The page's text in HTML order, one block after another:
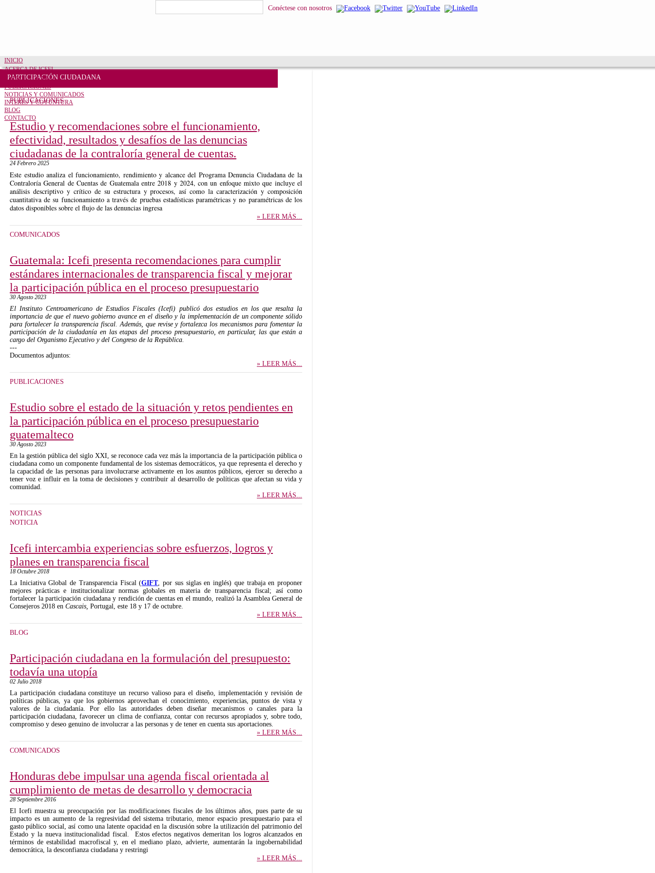
Conéctese con nosotros
INICIO
ACERCA DE ICEFI
CUENTAS CLARAS
PUBLICACIONES
NOTICIAS Y COMUNICADOS
INTERÉS Y COYUNTURA
BLOG
CONTACTO
PARTICIPACIÓN CIUDADANA
PUBLICACIONES
Estudio y recomendaciones sobre el funcionamiento,
efectividad, resultados y desafíos de las denuncias
ciudadanas de la contraloría general de cuentas.
24 Febrero 2025
Este estudio analiza el funcionamiento, rendimiento y alcance del Programa Denuncia Ciudadana de la
Contraloría General de Cuentas de Guatemala entre 2018 y 2024, con un enfoque mixto que incluye el
análisis descriptivo y crítico de su estructura y procesos, así como la caracterización y composición
cuantitativa de su funcionamiento a través de pruebas estadísticas paramétricas y no paramétricas de los
datos disponibles sobre el flujo de las denuncias ingresa
» LEER MÁS...
COMUNICADOS
Guatemala: Icefi presenta recomendaciones para cumplir
estándares internacionales de transparencia fiscal y mejorar
la participación pública en el proceso presupuestario
30 Agosto 2023
El Instituto Centroamericano de Estudios Fiscales (Icefi) publicó dos estudios en los que resalta la
importancia de que el nuevo gobierno avance en el diseño y la implementación de un componente sólido
para fortalecer la transparencia fiscal. Además, que revise y fortalezca los mecanismos para fomentar la
participación de la ciudadanía en las etapas del proceso presupuestario, en particular, las que están a
cargo del Organismo Ejecutivo y del Congreso de la República.
---
Documentos adjuntos:
» LEER MÁS...
PUBLICACIONES
Estudio sobre el estado de la situación y retos pendientes en
la participación pública en el proceso presupuestario
guatemalteco
30 Agosto 2023
En la gestión pública del siglo XXI, se reconoce cada vez más la importancia de la participación pública o
ciudadana como un componente fundamental de los sistemas democráticos, ya que representa el derecho y
la capacidad de las personas para involucrarse activamente en los asuntos públicos, ejercer su derecho a
tener voz e influir en la toma de decisiones y contribuir al desarrollo de políticas que afectan su vida y
comunidad.
» LEER MÁS...
NOTICIAS
NOTICIA
Icefi intercambia experiencias sobre esfuerzos, logros y
planes en transparencia fiscal
18 Octubre 2018
La Iniciativa Global de Transparencia Fiscal (GIFT, por sus siglas en inglés) que trabaja en proponer
mejores prácticas e institucionalizar normas globales en materia de transparencia fiscal; así como
fortalecer la participación ciudadana y rendición de cuentas en el mundo, realizó la Asamblea General de
Consejeros 2018 en Cascais, Portugal, este 18 y 17 de octubre.
» LEER MÁS...
BLOG
Participación ciudadana en la formulación del presupuesto:
todavía una utopía
02 Julio 2018
La participación ciudadana constituye un recurso valioso para el diseño, implementación y revisión de
políticas públicas, ya que los gobiernos aprovechan el conocimiento, experiencias, puntos de vista y
valores de la ciudadanía. Por ello las autoridades deben diseñar mecanismos o canales para la
participación ciudadana, favorecer un clima de confianza, contar con recursos apropiados y, sobre todo,
compromiso y deseo genuino de involucrar a las personas y de tener en cuenta sus aportaciones.
» LEER MÁS...
COMUNICADOS
Honduras debe impulsar una agenda fiscal orientada al
cumplimiento de metas de desarrollo y democracia
28 Septiembre 2016
El Icefi muestra su preocupación por las modificaciones fiscales de los últimos años, pues parte de su
impacto es un aumento de la regresividad del sistema tributario, menor espacio presupuestario para el
gasto público social, así como una latente opacidad en la discusión sobre la utilización del patrimonio del
Estado y la nueva institucionalidad fiscal. Estos efectos negativos demeritan los logros alcanzados en
términos de estabilidad macrofiscal y, en el mediano plazo, advierte, aumentarán la ingobernabilidad
democrática, la desconfianza ciudadana y restringi
» LEER MÁS...